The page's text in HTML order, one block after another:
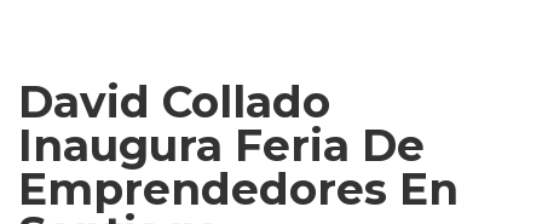
David Collado
Inaugura Feria De
Emprendedores En